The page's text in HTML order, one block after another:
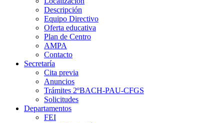
Descripción
Equipo Directivo
Oferta educativa
Plan de Centro
AMPA
Contacto
Secretaría
Cita previa
Anuncios
Trámites 2ºBACH-PAU-CFGS
Solicitudes
Departamentos
FEI